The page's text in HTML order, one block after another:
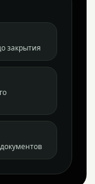
закрытия